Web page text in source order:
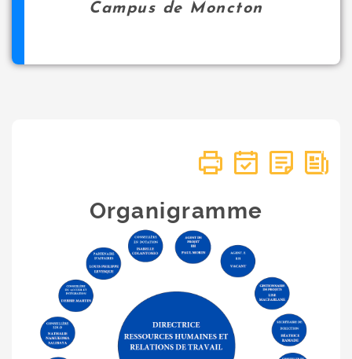
Campus de Moncton
Organigramme